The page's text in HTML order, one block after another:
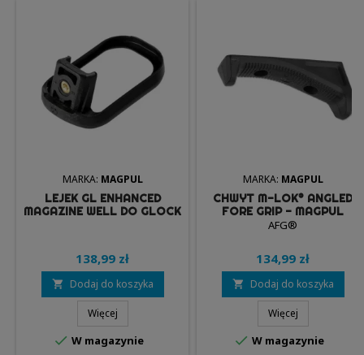
MARKA: MAGPUL
LEJEK GL ENHANCED
MAGAZINE WELL DO GLOCK
138,99 zł
 Dodaj do koszyka
Więcej
 W magazynie
MARKA: MAGPUL
CHWYT M-LOK® ANGLED
FORE GRIP - MAGPUL
AFG®
134,99 zł
 Dodaj do koszyka
Więcej
 W magazynie